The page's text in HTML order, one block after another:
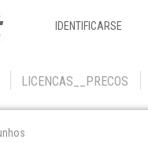
IDENTIFICARSE
LICENCAS__PRECOS